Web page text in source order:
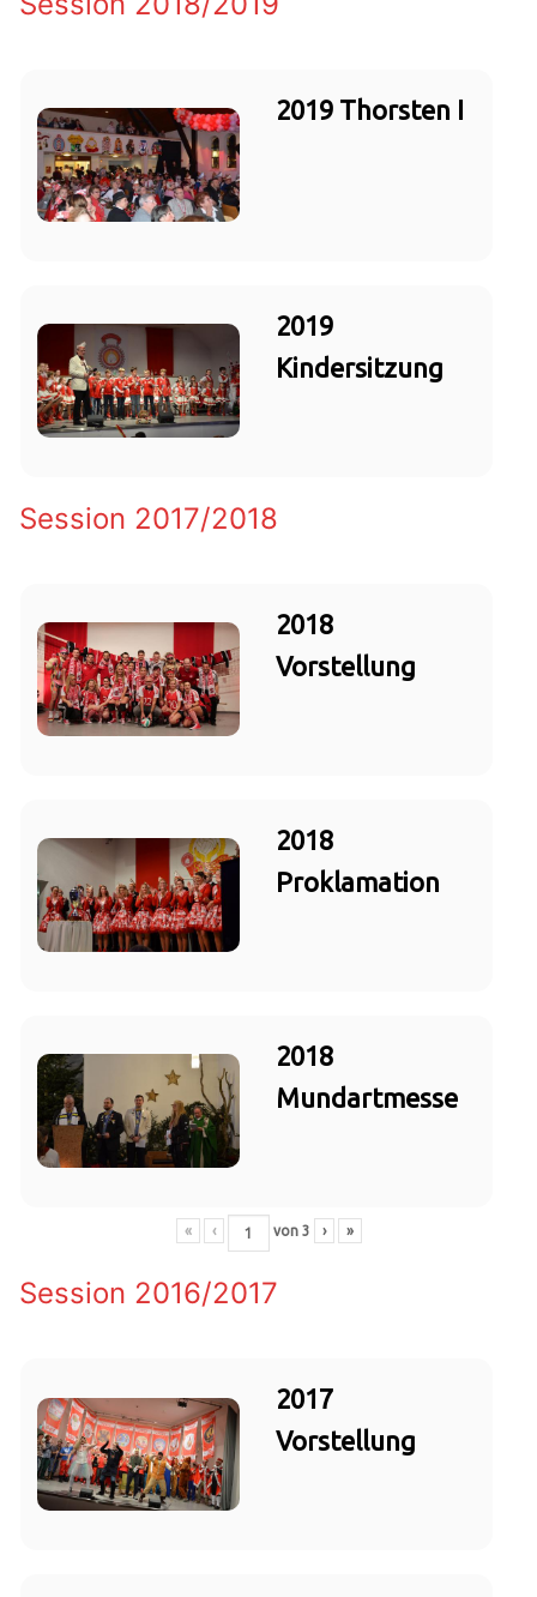
2019 Thorsten I
2019
Kindersitzung
Session 2017/2018
2018
Vorstellung
2018
Proklamation
2018
Mundartmesse
« ‹ von 3 › »
Session 2016/2017
2017
Vorstellung